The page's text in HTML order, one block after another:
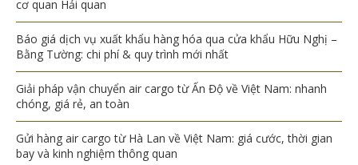
cơ quan Hải quan
Báo giá dịch vụ xuất khẩu hàng hóa qua cửa khẩu Hữu Nghị –
Bằng Tường: chi phí & quy trình mới nhất
Giải pháp vận chuyển air cargo từ Ấn Độ về Việt Nam: nhanh
chóng, giá rẻ, an toàn
Gửi hàng air cargo từ Hà Lan về Việt Nam: giá cước, thời gian
bay và kinh nghiệm thông quan